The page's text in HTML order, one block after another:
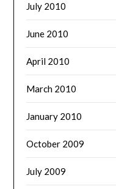
July 2010
June 2010
April 2010
March 2010
January 2010
October 2009
July 2009